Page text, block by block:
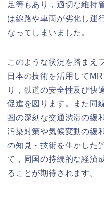
足等もあり，適切な維持
は線路や車両が劣化し運
なってしまいました。
このような状況を踏まえ
日本の技術を活用して
り，鉄道の安全性及び快
促進を図ります。また同
圏の深刻な交通渋滞の緩
汚染対策や気候変動の緩
の知見・技術を生かした
て，同国の持続的な経済
ることが期待されます。